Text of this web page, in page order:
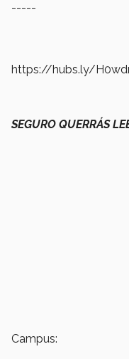
-----
https://hubs.ly/
SEGURO QUERRÁS
Campus: